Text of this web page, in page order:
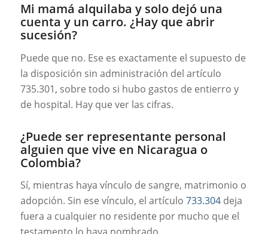
Mi mamá alquilaba y solo dejó una
cuenta y un carro. ¿Hay que abrir
sucesión?
Puede que no. Ese es exactamente el supuesto de
la disposición sin administración del artículo
735.301, sobre todo si hubo gastos de entierro y
de hospital. Hay que ver las cifras.
¿Puede ser representante personal
alguien que vive en Nicaragua o
Colombia?
Sí, mientras haya vínculo de sangre, matrimonio o
adopción. Sin ese vínculo, el artículo 733.304deja
fuera a cualquier no residente por mucho que el